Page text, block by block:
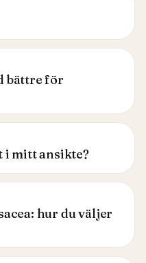
bättre för
i mitt ansikte?
hur du väljer